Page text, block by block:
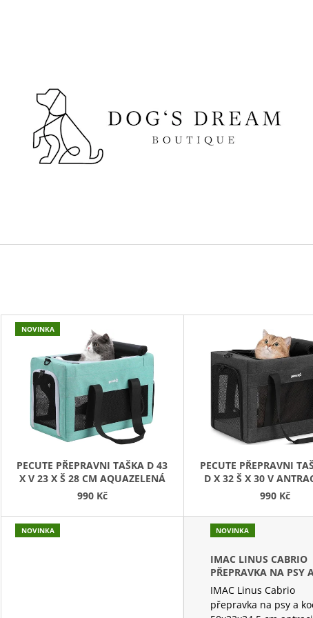
V
T
NOVINKA
PECUTE PŘEPRAVNI TAŠKA D 43
X V 23 X Š 28 CM AQUAZELENÁ
990 Kč
PECUTE PŘEPRAVNI
D X 32 Š X 30 V
990 Kč
NOVINKA NOVINKA
IMAC LINUS CABRIO
PŘEPRAVKA NA PSY A
KOČKY 50X32X34,5 CM
ANTRACITOVÁ
IMAC Linus Cabrio
přepravka na psy a
HLEDAT
45 Kč
DOKAS
199 Kč